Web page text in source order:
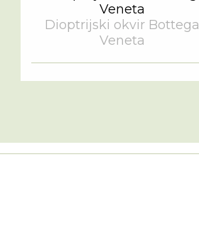
Dioptrijski okvir Bottega
Veneta